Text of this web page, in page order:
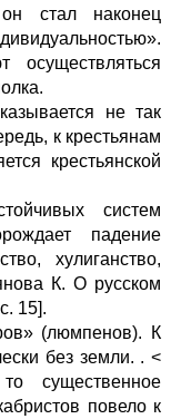
стал наконец
осуществляться
не так
к крестьянам
крестьянской
систем
падение
хулиганство,
К. О русском
15].
(люмпенов). К
без земли. . <
существенное
повело к